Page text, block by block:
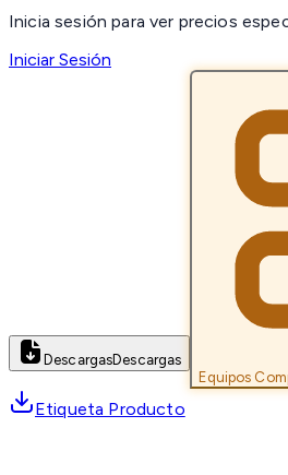
Inicia sesión para ver precios
Iniciar Sesión
DescargasDescargas
Equipos
Etiqueta Producto